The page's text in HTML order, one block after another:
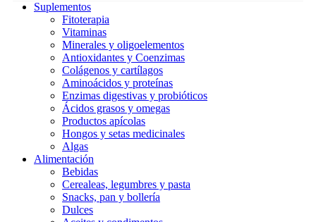
Suplementos
Fitoterapia
Vitaminas
Minerales y oligoelementos
Antioxidantes y Coenzimas
Colágenos y cartílagos
Aminoácidos y proteínas
Enzimas digestivas y probióticos
Ácidos grasos y omegas
Productos apícolas
Hongos y setas medicinales
Algas
Alimentación
Bebidas
Cerealeas, legumbres y pasta
Snacks, pan y bollería
Dulces